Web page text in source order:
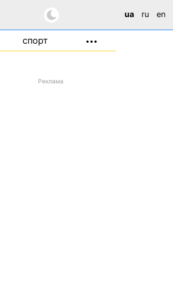
ua ru en
спорт •••
Реклама